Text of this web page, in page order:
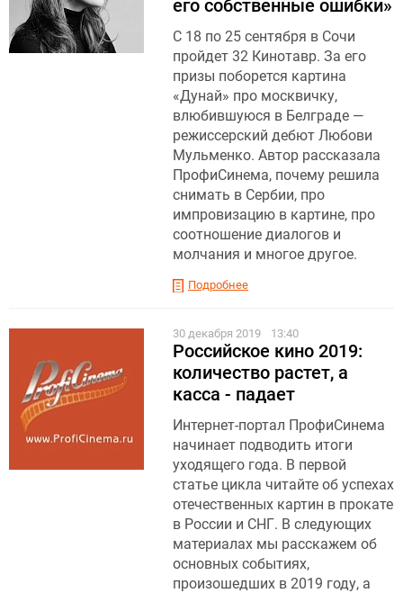
его собственные ошибки»
С 18 по 25 сентября в Сочи
пройдет 32 Кинотавр. За его
призы поборется картина
«Дунай» про москвичку,
влюбившуюся в Белграде —
режиссерский дебют Любови
Мульменко. Автор рассказала
ПрофиСинема, почему решила
снимать в Сербии, про
импровизацию в картине, про
соотношение диалогов и
молчания и многое другое.
Подробнее
30 декабря 2019 13:40
Российское кино 2019:
количество растет, а
касса - падает
Интернет-портал ПрофиСинема
начинает подводить итоги
уходящего года. В первой
статье цикла читайте об успехах
отечественных картин в прокате
в России и СНГ. В следующих
материалах мы расскажем об
основных событиях,
произошедших в 2019 году, а